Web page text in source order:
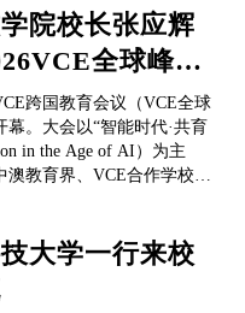
名参与，累计征集参赛作品
大学、江南大学、中国美
院校长张应辉
全球峰会
跨国教育会议（VCE全球
幕。大会以“智能时代·共育
in the Age of AI）为主
澳教育界、VCE合作学校、
来自悉尼大学、新南威尔士
学、莫纳士大学、斯威本科
、墨尔...
大学一行来校